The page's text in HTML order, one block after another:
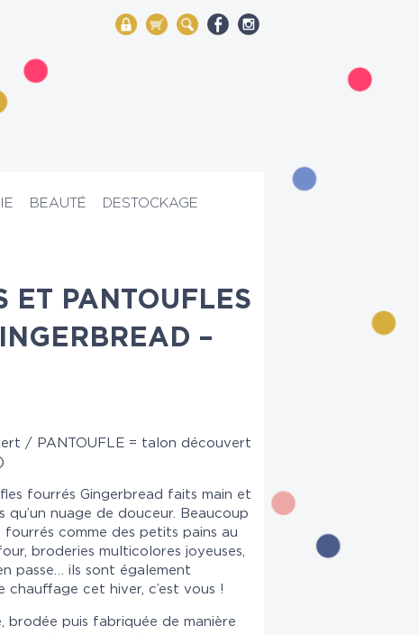
My Account
Mon panier
Rechercher
BEAUTÉ DESTOCKAGE
ET PANTOUFLES
–
/ PANTOUFLE = talon découvert
fourrés Gingerbread faits main et
qu’un nuage de douceur. Beaucoup
comme des petits pains au
broderies multicolores joyeuses,
passe… ils sont également
cet hiver, c’est vous !
brodée puis fabriquée de manière